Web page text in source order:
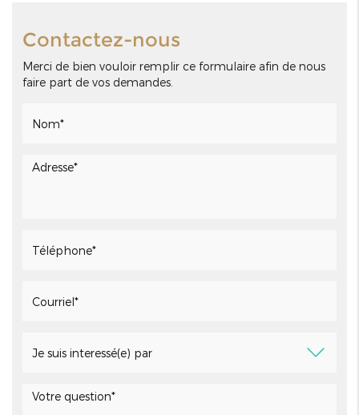
Contactez-nous
Merci de bien vouloir remplir ce formulaire afin de nous
faire part de vos demandes.